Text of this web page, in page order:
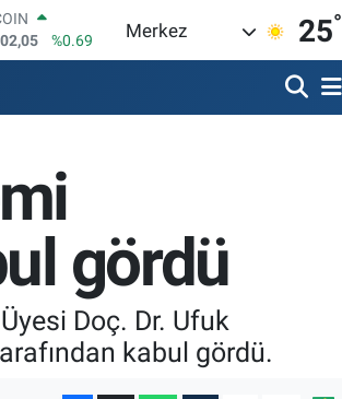
%0.06
%0.32
%48
%0.69
Merkez 25°
gördü
Doç. Dr. Ufuk
kabul gördü.